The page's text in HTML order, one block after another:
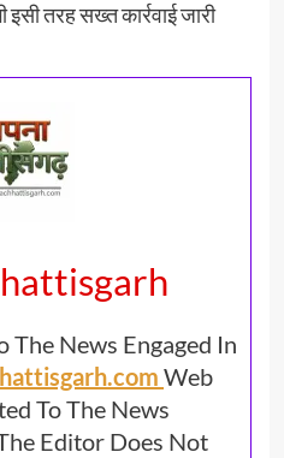
तरह सख्त कार्रवाई जारी
The News Engaged In
Web
To The News
Editor Does Not